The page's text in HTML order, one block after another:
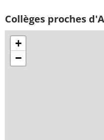
Collèges proches
+
−